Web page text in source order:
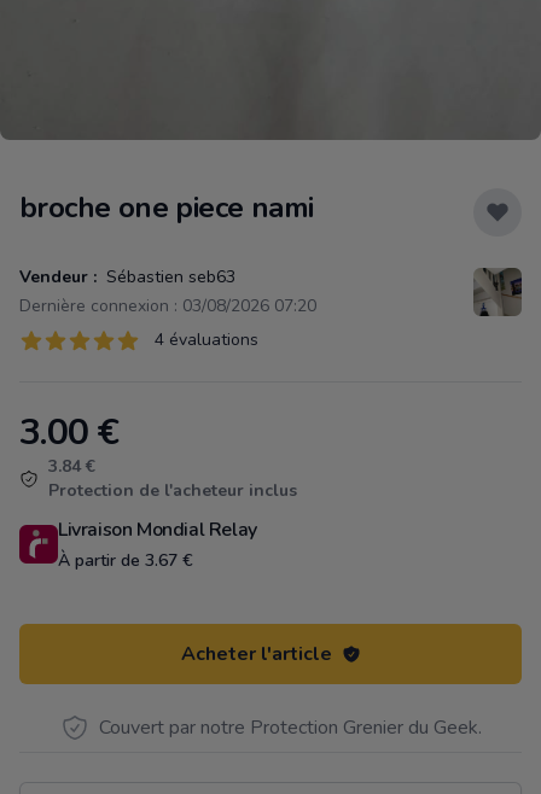
broche one piece nami
Vendeur : Sébastien seb63
Dernière connexion : 03/08/2026 07:20
Évaluations
4 sur 5 étoiles 4 évaluations
Product information
3.00€
3.84 €
Protection de l'acheteur inclus
Livraison Mondial Relay
À partir de 3.67 €
Acheter l'article
Couvert par notre Protection Grenier du Geek.